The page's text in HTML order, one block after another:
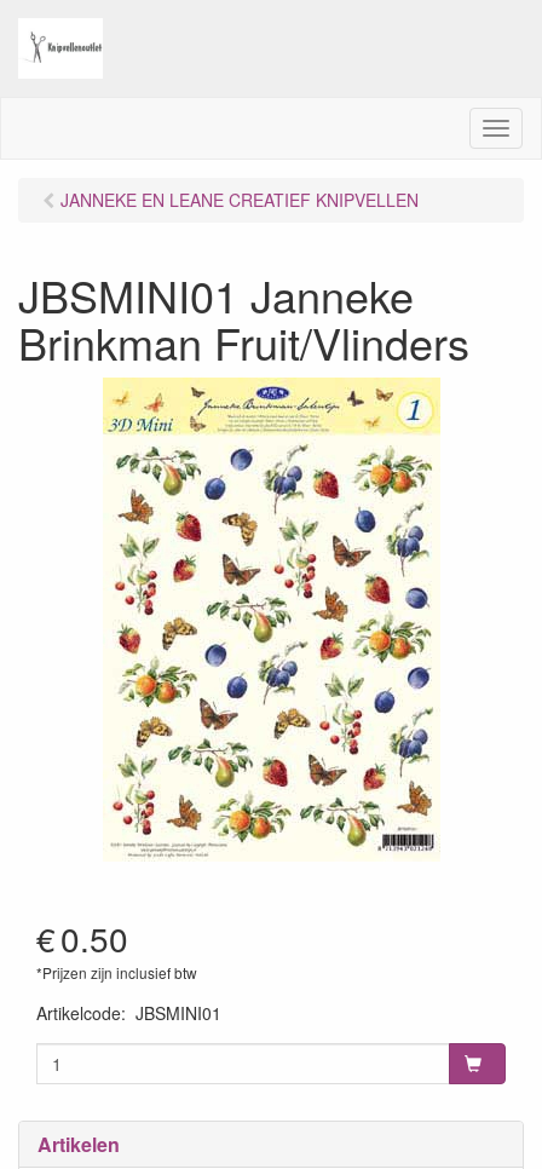
M
e
JANNEKE EN LEANE CREATIEF KNIPVELLEN
JBSMINI01 Janneke
Brinkman Fruit/Vlinders
€0.50
*Prijzen zijn inclusief btw
Artikelcode: JBSMINI01
Artikelen